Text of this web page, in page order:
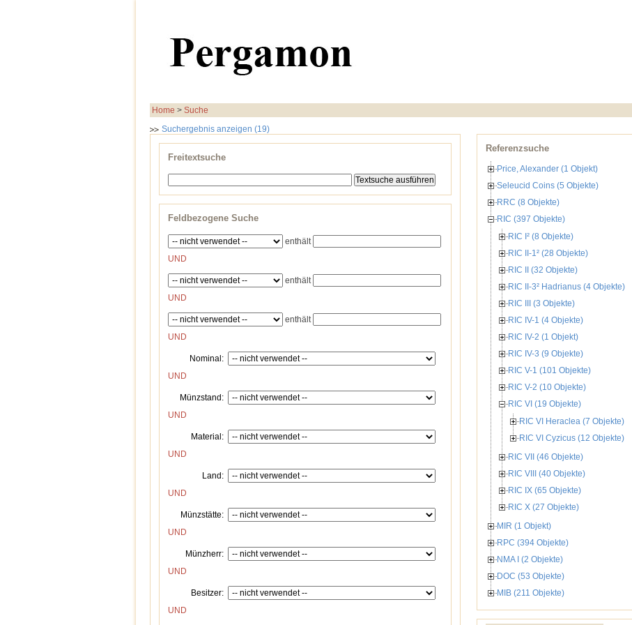
Home > Suche
Suchergebnis anzeigen (19)
Freitextsuche
Feldbezogene Suche
enthält
UND
enthält
UND
enthält
UND
Nominal:
UND
Münzstand:
UND
Material:
UND
Land:
UND
Münzstätte:
UND
Münzherr:
UND
Besitzer:
UND
Referenzsuche
Price, Alexander (1 Objekt)
Seleucid Coins (5 Objekte)
RRC (8 Objekte)
RIC (397 Objekte)
RIC I² (8 Objekte)
RIC II-1² (28 Objekte)
RIC II (32 Objekte)
RIC II-3² Hadrianus (4 Objekte)
RIC III (3 Objekte)
RIC IV-1 (4 Objekte)
RIC IV-2 (1 Objekt)
RIC IV-3 (9 Objekte)
RIC V-1 (101 Objekte)
RIC V-2 (10 Objekte)
RIC VI (19 Objekte)
RIC VI Heraclea (7 Objekte)
RIC VI Cyzicus (12 Objekte)
RIC VII (46 Objekte)
RIC VIII (40 Objekte)
RIC IX (65 Objekte)
RIC X (27 Objekte)
MIR (1 Objekt)
RPC (394 Objekte)
NMA I (2 Objekte)
DOC (53 Objekte)
MIB (211 Objekte)